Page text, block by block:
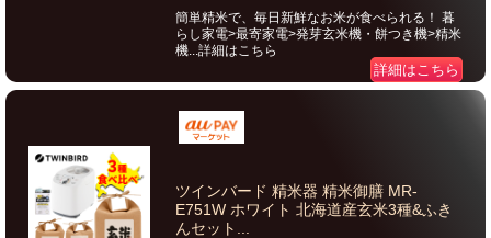
簡単精米で、毎日新鮮なお米が食べられる！ 暮
らし家電>最寄家電>発芽玄米機・餅つき機>精米
機...詳細はこちら
詳細はこちら
ツインバード 精米器 精米御膳 MR-
E751W ホワイト 北海道産玄米3種&ふき
んセット...